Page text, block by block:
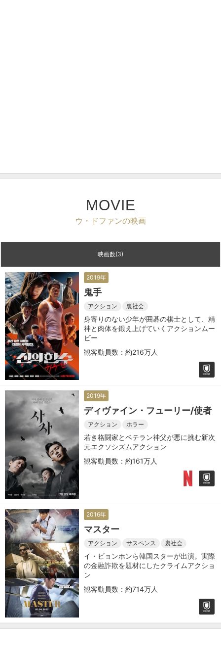
MOVIE
ウ・ドファンの映画
映画数(3)
2019年
鬼手
アクション 裏社会
身寄りのない少年が囲碁の棋士として、精
神と肉体を鍛え上げていくアクションムー
ビー
観客動員数：約216万人
2019年
ディヴァイン・フューリー/使者
アクション ホラー
若き格闘家とベテラン神父が悪に挑む新次
元エクソシズムアクション
観客動員数：約161万人
2016年
マスター
アクション サスペンス 裏社会
イ・ビョンホンら韓国スターが出演。実際
の金融詐欺を題材にしたクライムアクショ
ン
観客動員数：約714万人